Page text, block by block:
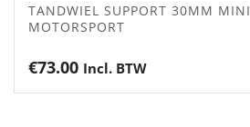
TANDWIEL SUPPORT 30MM MINI
MOTORSPORT
€73.00 Incl. BTW